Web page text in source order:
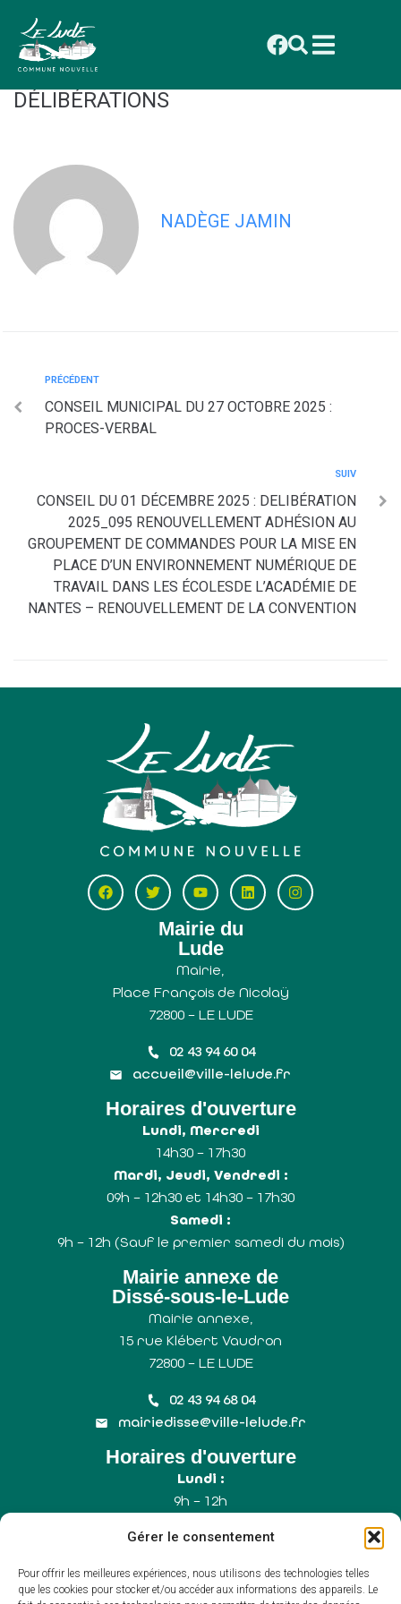
Gérer le consentement
Pour offrir les meilleures expériences, nous utilisons des technologies telles
que les cookies pour stocker et/ou accéder aux informations des appareils. Le
principal
CONSEIL MUNICIPAL DU 1er
DÉCEMBRE 2025 : LISTE DES
DÉLIBÉRATIONS
NADÈGE JAMIN
PRÉCÉDENT
CONSEIL MUNICIPAL DU 27 OCTOBRE 2025 :
PROCES-VERBAL
SUIV
CONSEIL DU 01 DÉCEMBRE 2025 : DELIBÉRATION
2025_095 RENOUVELLEMENT ADHÉSION AU
GROUPEMENT DE COMMANDES POUR LA MISE EN
PLACE D’UN ENVIRONNEMENT NUMÉRIQUE DE
TRAVAIL DANS LES ÉCOLESDE L’ACADÉMIE DE
NANTES – RENOUVELLEMENT DE LA CONVENTION
Mairie du
Lude
Mairie,
Place François de Nicolaÿ
72800 – LE LUDE
02 43 94 60 04
accueil@ville-lelude.fr
Horaires d'ouverture
Lundi, Mercredi
14h30 – 17h30
Mardi, Jeudi, Vendredi :
09h – 12h30 et 14h30 – 17h30
Samedi :
9h – 12h (Sauf le premier samedi du mois)
Mairie annexe de
Dissé-sous-le-Lude
Mairie annexe,
15 rue Klébert Vaudron
72800 – LE LUDE
02 43 94 68 04
mairiedisse@ville-lelude.fr
Horaires d'ouverture
Lundi :
9h – 12h
9h – 12h
Samedi :
9h – 12h (Uniquement le 1er samedi du mois)